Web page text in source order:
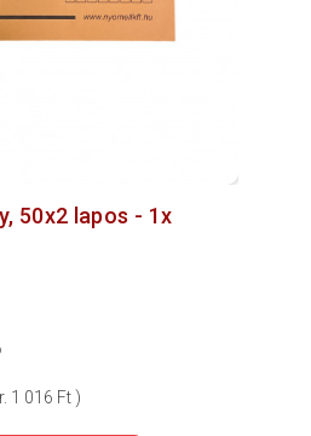
50x2 lapos - 1x
1 016 Ft )